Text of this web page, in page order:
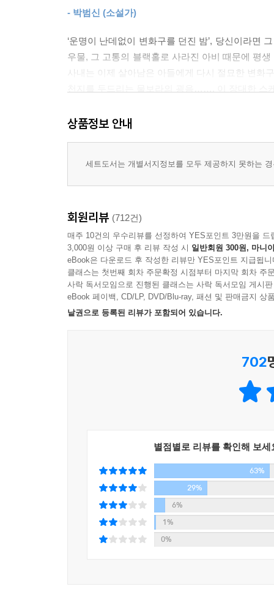
- 박범신 (소설가)
‘운명이 난데없이 변화구를 던진 밤’, 당신이라면
우물, 그 고통의 블랙홀로 사라진 아비 때문에 평
사내는 이제 살아남은 아들에게 다시 절묘한 변화
- 조용호 (소설가)
정치적 외압 속에서도, 인간 개개인의 진실은 함
정여울(문학평론가)
상품정보 안내
세트도서는 개별서지정보를 모두 제공하지 못하는
회원리뷰 (712건)
매주 10건의 우수리뷰를 선정하여 YES포인트 3만원을 드
3,000원 이상 구매 후 리뷰 작성 시 일반회원 300원, 마니
eBook은 다운로드 후 작성한 리뷰만 YES포인트 지급됩니
클래스는 첫번째 회차 주문확정 시점부터 마지막 회차 주
사락 독서모임으로 진행된 클래스는 사락 독서모임 게시
eBook 페이백, CD/LP, DVD/Blu-ray, 패션 및 판매금지 상
낱권으로 등록된 리뷰가 포함되어 있습니다.
702
별점별로 리뷰를 확인해 보세
63%
29%
6%
1%
0%